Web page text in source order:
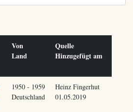
Von
Land
Quelle
Hinzugefügt am
1950 - 1959
Deutschland
Heinz Fingerhut
01.05.2019